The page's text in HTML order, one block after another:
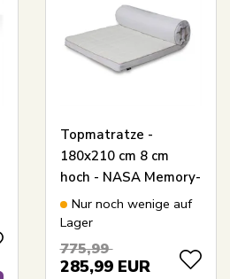
Topmatratze -
180x210 cm 8 cm
hoch - NASA Memory-
Schaum - Borg Living -
Ergonomische
Topmatratze
Nur noch wenige auf
Lager
775,99
285,99 EUR